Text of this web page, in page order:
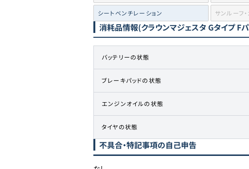
シートベンチレーション サンルーフ
消耗品情報(クラウンマジェスタ Gタイプ F
バッテリーの状態
ブレーキパッドの状態
エンジンオイルの状態
タイヤの状態
不具合・特記事項の自己申告